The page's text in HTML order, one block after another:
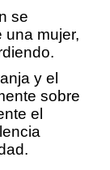
se
una mujer,
y el
sobre
el